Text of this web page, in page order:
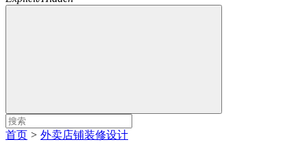
首页 > 外卖店铺装修设计